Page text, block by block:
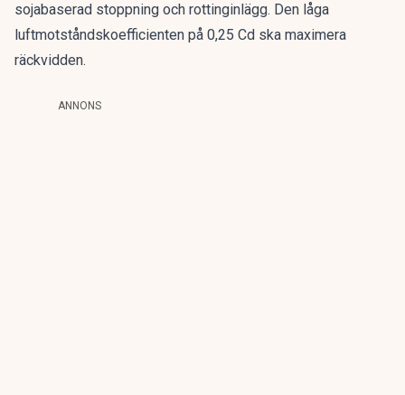
sojabaserad stoppning och rottinginlägg. Den låga
luftmotståndskoefficienten på 0,25 Cd ska maximera
räckvidden.
ANNONS